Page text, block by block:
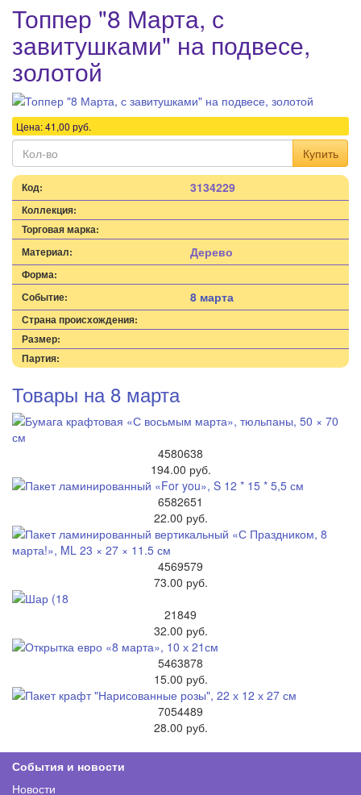
Топпер "8 Марта, с
завитушками" на подвесе,
золотой
Цена:41,00 руб.
Купить
Код: 3134229
Коллекция:
Торговая марка:
Материал:
Дерево
Форма:
Событие:
8 марта
Страна происхождения:
Размер:
Партия:
Товары на 8 марта
4580638
194.00 руб.
6582651
22.00 руб.
4569579
73.00 руб.
21849
32.00 руб.
5463878
15.00 руб.
7054489
28.00 руб.
События и новости
Новости